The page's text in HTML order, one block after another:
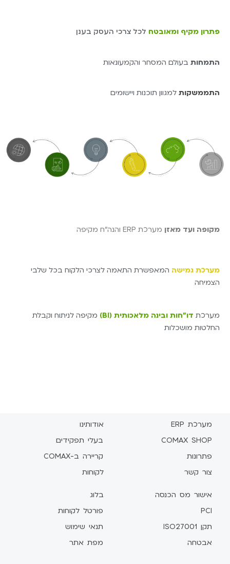
פתרון מקיף ומאובטח לכל צרכי העסק בענן
התמחות בעולם המסחר והקמעונאות
התממשקות למגוון תוכנות ויישומים
מקופה ועד מאזן מערכת ERP והנה"ח מקיפה
מערכת גמישה המאפשרת התאמה לצרכי הלקוח בכל שלבי
הצמיחה
מערכת דו"חות ובינה מלאכותית (BI)
מקיפה לניתוח וקבלת
החלטות מושכלות
מערכת ERP
COMAX SHOP
פתרונות
צור קשר
אודותינו
בעלי תפקידים
קריירה ב-COMAX
לקוחות
אישור מס הכנסה
PCI
תקן ISO27001
אבטחה
בלוג
פורטל לקוחות
תנאי שימוש
מפת אתר